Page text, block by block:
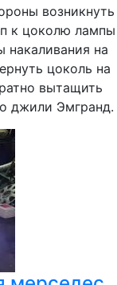
возникнуть
к цоколю лампы
на
цоколь на
вытащить
джили Эмгранд.